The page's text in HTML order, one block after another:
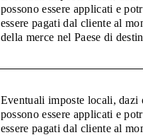
possono essere applicati e
essere pagati dal cliente al
della merce nel Paese di
Eventuali imposte locali, dazi
possono essere applicati e
essere pagati dal cliente al